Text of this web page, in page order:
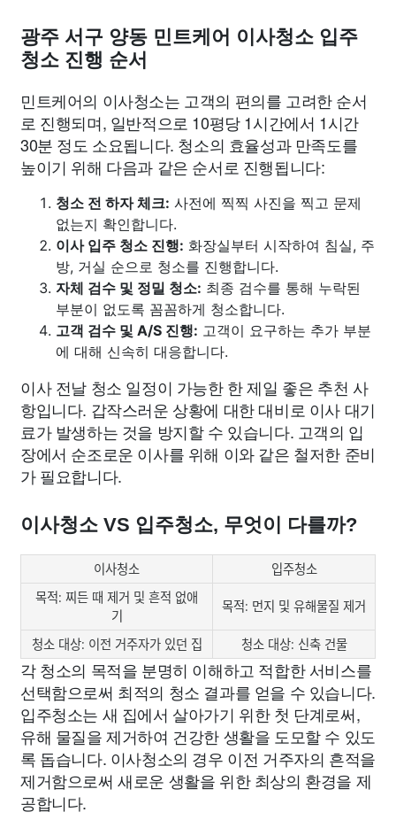
광주 서구 양동 민트케어 이사청소 입주
청소 진행 순서
민트케어의 이사청소는 고객의 편의를 고려한 순서
로 진행되며, 일반적으로 10평당 1시간에서 1시간
30분 정도 소요됩니다. 청소의 효율성과 만족도를
높이기 위해 다음과 같은 순서로 진행됩니다:
청소 전 하자 체크: 사전에 찍찍 사진을 찍고 문제
없는지 확인합니다.
이사 입주 청소 진행: 화장실부터 시작하여 침실, 주
방, 거실 순으로 청소를 진행합니다.
자체 검수 및 정밀 청소: 최종 검수를 통해 누락된
부분이 없도록 꼼꼼하게 청소합니다.
고객 검수 및 A/S 진행: 고객이 요구하는 추가 부분
에 대해 신속히 대응합니다.
이사 전날 청소 일정이 가능한 한 제일 좋은 추천 사
항입니다. 갑작스러운 상황에 대한 대비로 이사 대기
료가 발생하는 것을 방지할 수 있습니다. 고객의 입
장에서 순조로운 이사를 위해 이와 같은 철저한 준비
가 필요합니다.
이사청소 VS 입주청소, 무엇이 다를까?
이사청소
입주청소
목적: 찌든 때 제거 및 흔적 없애
기
목적: 먼지 및 유해물질 제거
청소 대상: 이전 거주자가 있던 집 청소 대상: 신축 건물
각 청소의 목적을 분명히 이해하고 적합한 서비스를
선택함으로써 최적의 청소 결과를 얻을 수 있습니다.
입주청소는 새 집에서 살아가기 위한 첫 단계로써,
유해 물질을 제거하여 건강한 생활을 도모할 수 있도
록 돕습니다. 이사청소의 경우 이전 거주자의 흔적을
제거함으로써 새로운 생활을 위한 최상의 환경을 제
공합니다.